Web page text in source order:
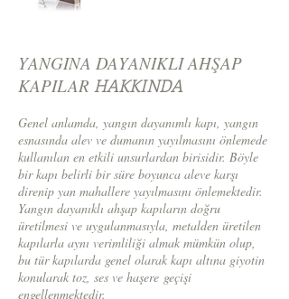
YANGINA DAYANIKLI AHŞAP
KAPILAR HAKKINDA
Genel anlamda, yangın dayanımlı kapı, yangın
esnasında alev ve dumanın yayılmasını önlemede
kullanılan en etkili unsurlardan birisidir. Böyle
bir kapı belirli bir süre boyunca aleve karşı
direnip yan mahallere yayılmasını önlemektedir.
Yangın dayanıklı ahşap kapıların doğru
üretilmesi ve uygulanmasıyla, metalden üretilen
kapılarla aynı verimliliği almak mümkün olup,
bu tür kapılarda genel olarak kapı altına giyotin
konularak toz, ses ve haşere geçişi
engellenmektedir.